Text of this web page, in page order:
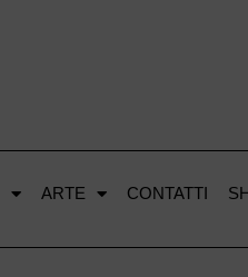
ARTE CONTATTI